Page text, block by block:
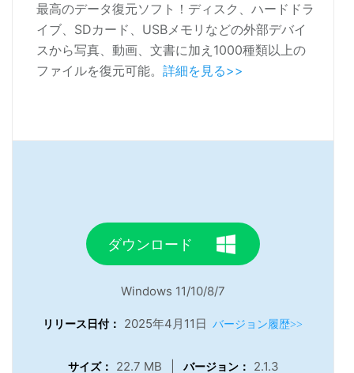
最高のデータ復元ソフト！ディスク、ハードドラ
イブ、SDカード、USBメモリなどの外部デバイ
スから写真、動画、文書に加え1000種類以上の
ファイルを復元可能。 詳細を見る>>
ダウンロード
Windows 11/10/8/7
リリース日付： 2025年4月11日 バージョン履歴>>
サイズ： 22.7 MB バージョン： 2.1.3